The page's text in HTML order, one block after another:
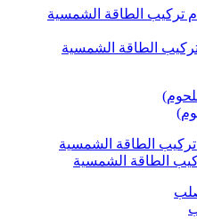
الطاقة الشمسية
الطاقة الشمسية